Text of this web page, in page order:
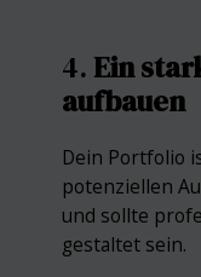
4. Ein
aufbauen
Dein Portfolio
potenziellen
und sollte
gestaltet sein.